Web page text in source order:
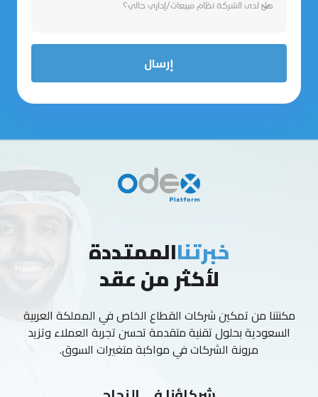
خبرتناالممتددة
لأكثر من عقد
مكنتنا من تمكين شركات القطاع الخاص في المملكة العربية
السعودية بحلول تقنية متقدمة تحسن تجربة العملاء وتزيد
مرونة الشركات في مواكبة متغيرات السوق.
إرسال